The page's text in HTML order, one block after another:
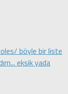
böyle bir liste
eksik yada